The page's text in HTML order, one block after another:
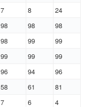
7 8
24
98 98
98
98 99
99
99 99
99
96 94
96
58 61
81
7 6
4